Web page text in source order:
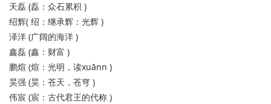
天磊 (磊：众石累积 )
绍辉( 绍：继承辉：光辉 )
泽洋 (广阔的海洋 )
鑫磊 (鑫：财富 )
鹏煊 (煊：光明，读xuānn )
昊强 (昊：苍天，苍穹 )
伟宸 (宸：古代君王的代称 )